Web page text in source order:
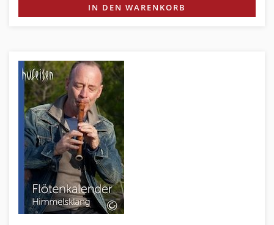
IN DEN WARENKORB